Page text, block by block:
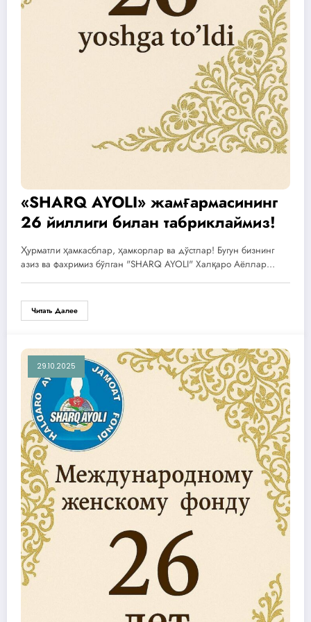
«SHARQ AYOLI» жамғармасининг
26 йиллиги билан табриклаймиз!
Ҳурматли ҳамкасблар, ҳамкорлар ва дўстлар! Бугун бизнинг
азиз ва фахримиз бўлган "SHARQ AYOLI" Халқаро Аёллар…
Читать Далее
29.10.2025